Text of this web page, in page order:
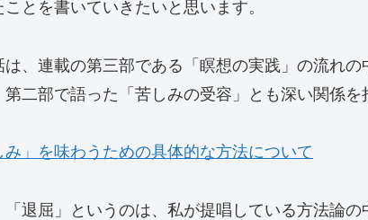
とを書いていきたいと思います。
、連載の第三部である「瞑想の実践」の流れ
二部で語った「苦しみの受容」とも深い関係を
み」を味わうための具体的な方法について
退屈」というのは、私が提唱している方法論